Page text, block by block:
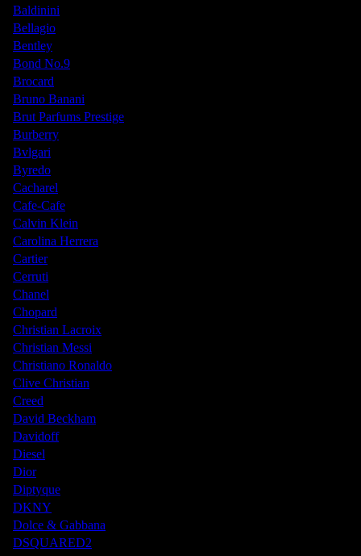
Baldinini
Bellagio
Bentley
Bond No.9
Brocard
Bruno Banani
Brut Parfums Prestige
Burberry
Bvlgari
Byredo
Cacharel
Cafe-Cafe
Calvin Klein
Carolina Herrera
Cartier
Cerruti
Chanel
Chopard
Christian Lacroix
Christian Messi
Christiano Ronaldo
Clive Christian
Creed
David Beckham
Davidoff
Diesel
Dior
Diptyque
DKNY
Dolce & Gabbana
DSQUARED2